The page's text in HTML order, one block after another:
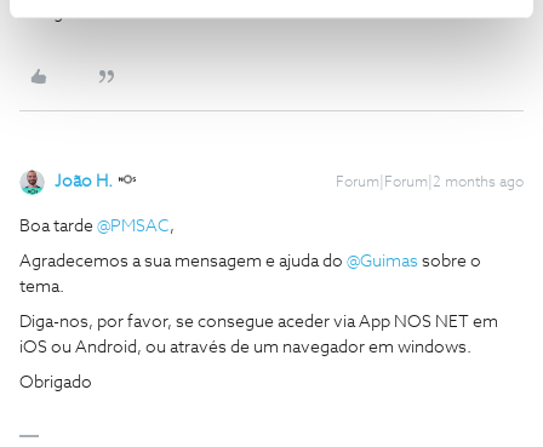
João H. Forum|Forum|2 months ago
Boa tarde ​ @PMSAC,
Agradecemos a sua mensagem e ajuda do ​ @Guimas sobre o
tema.
Diga-nos, por favor, se consegue aceder via App NOS NET em
iOS ou Android, ou através de um navegador em windows.
Obrigado